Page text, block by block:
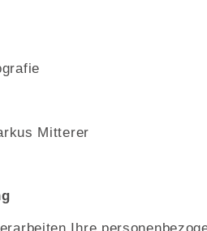
Mitterer